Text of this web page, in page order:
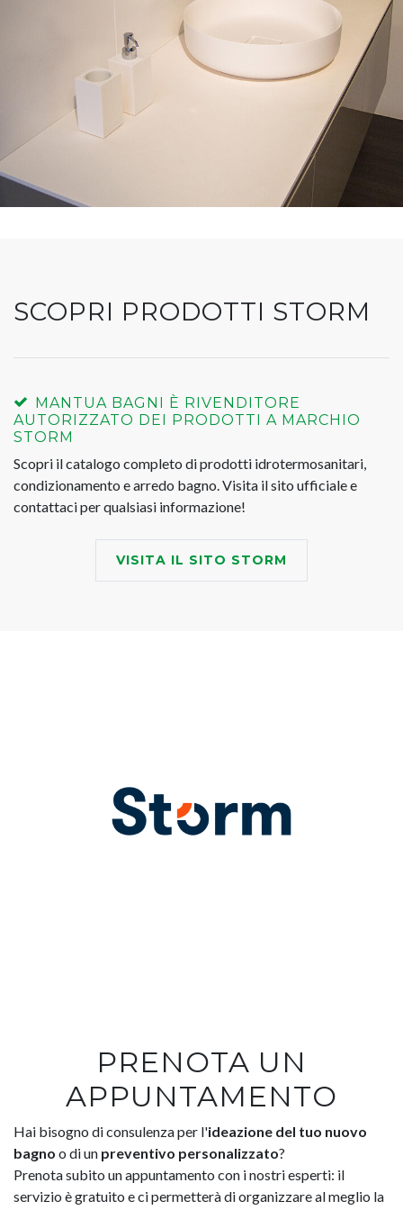
SCOPRI PRODOTTI STORM
MANTUA BAGNI È RIVENDITORE
AUTORIZZATO DEI PRODOTTI A MARCHIO
STORM
Scopri il catalogo completo di prodotti idrotermosanitari,
condizionamento e arredo bagno. Visita il sito ufficiale e
contattaci per qualsiasi informazione!
VISITA IL SITO STORM
PRENOTA UN
APPUNTAMENTO
Hai bisogno di consulenza per l'ideazione del tuo nuovo
bagno o di un preventivo personalizzato?
Prenota subito un appuntamento con i nostri esperti: il
servizio è gratuito e ci permetterà di organizzare al meglio la